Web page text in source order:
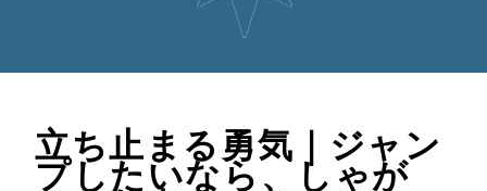
立ち止まる勇気｜ジャン
プしたいなら、しゃが